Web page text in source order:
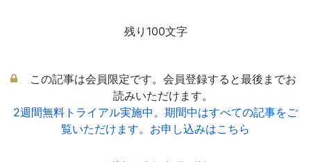
残り100文字
この記事は会員限定です。会員登録すると最後までお
読みいただけます。
2週間無料トライアル実施中。期間中はすべての記事をご
覧いただけます。お申し込みはこちら